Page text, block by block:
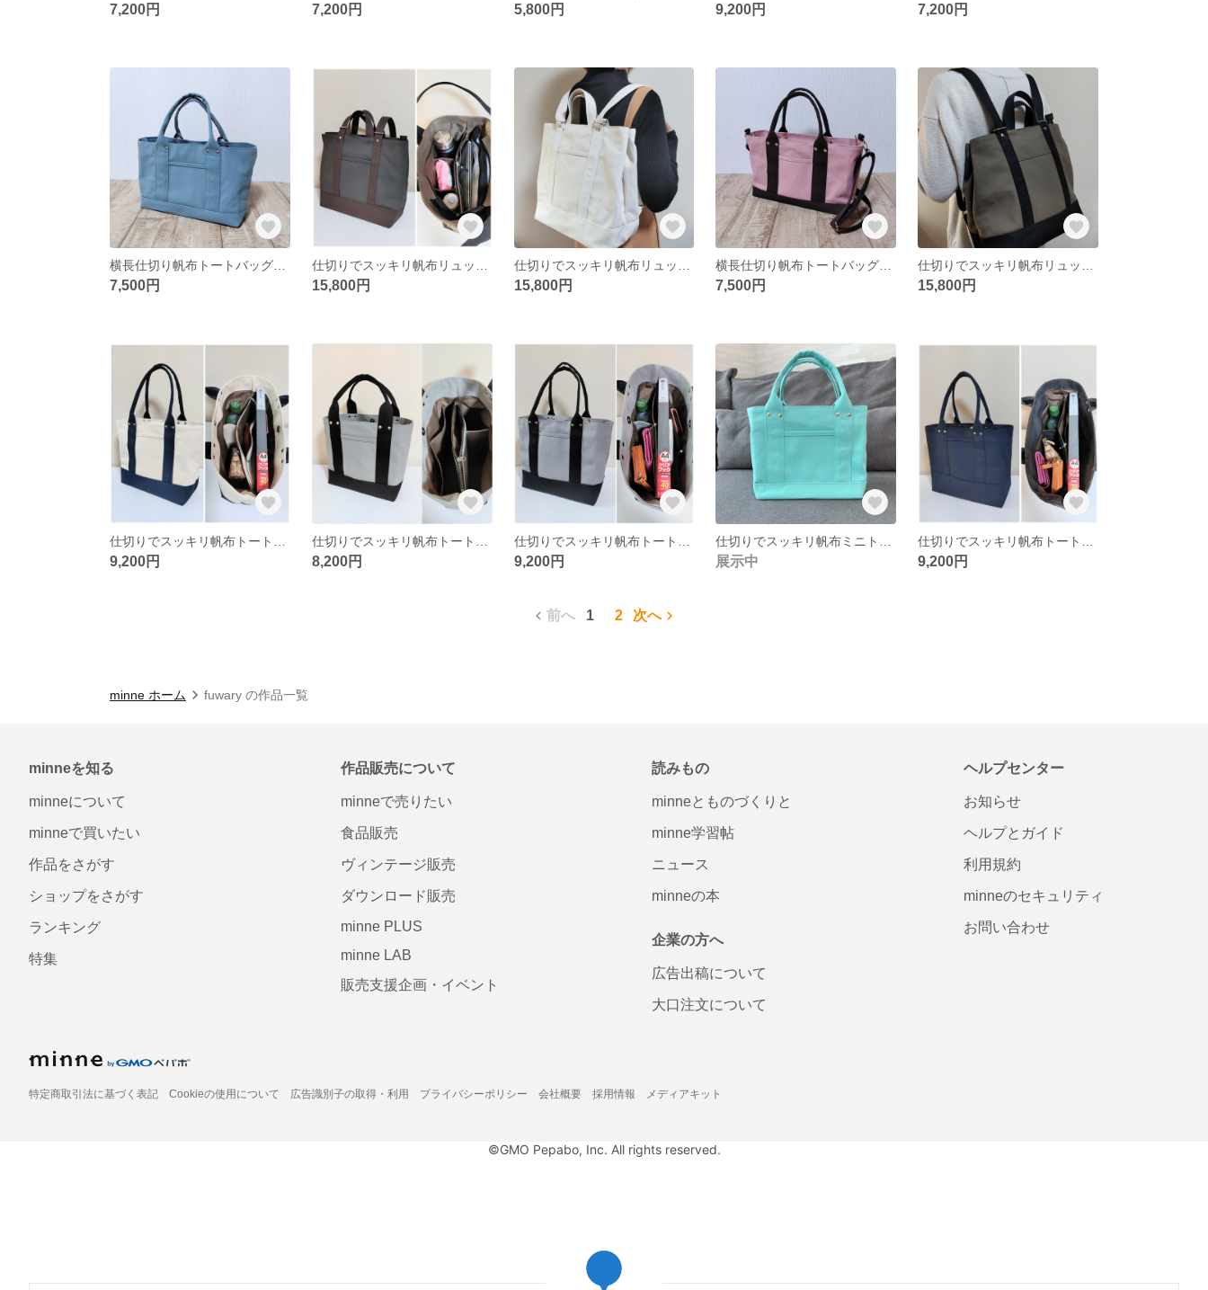
7,200円 7,200円 5,800円 9,200円 7,200円
7,500円 15,800円 15,800円 7,500円 15,800円
9,200円 8,200円 9,200円 展示中 9,200円
前へ 1 2 次へ
minne ホーム fuwary の作品一覧
minneを知る
minneについて
minneで買いたい
作品をさがす
ショップをさがす
ランキング
特集
作品販売について
minneで売りたい
食品販売
ヴィンテージ販売
ダウンロード販売
minne PLUS
minne LAB
販売支援企画・イベント
読みもの
minneとものづくりと
minne学習帖
ニュース
minneの本
企業の方へ
広告出稿について
大口注文について
ヘルプセンター
お知らせ
ヘルプとガイド
利用規約
minneのセキュリティ
お問い合わせ
特定商取引法に基づく表記 Cookieの使用について 広告識別子の取得・利用 プライバシーポリシー 会社概要 採用情報 メディアキット
©GMO Pepabo, Inc. All rights reserved.